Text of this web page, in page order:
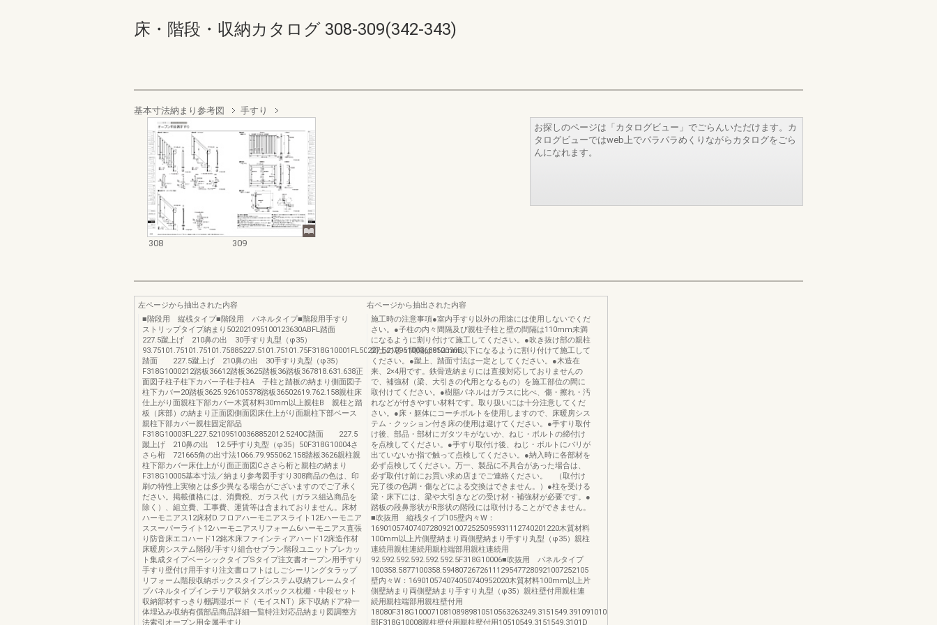
床・階段・収納カタログ 308-309(342-343)
基本寸法納まり参考図 手すり
308 309
お探しのページは「カタログビュー」でごらんいただけます。カ
タログビューではweb上でパラパラめくりながらカタログをごら
んになれます。
左ページから抽出された内容
■階段用 縦桟タイプ■階段用 パネルタイプ■階段用手すり
ストリップタイプ納まり502021095100123630ABFL踏面
227.5蹴上げ 210鼻の出 30手すり丸型（φ35）
93.75101.75101.75101.75885227.5101.75101.75F318G10001FL50227.521095100368852030B
踏面 227.5蹴上げ 210鼻の出 30手すり丸型（φ35）
F318G1000212踏板36612踏板3625踏板36踏板367818.631.638正
面図子柱子柱下カバー子柱子柱A 子柱と踏板の納まり側面図子
柱下カバー20踏板3625.926105378踏板36502619.762.158親柱床
仕上がり面親柱下部カバー木質材料30mm以上親柱B 親柱と踏
板（床部）の納まり正面図側面図床仕上がり面親柱下部ベース
親柱下部カバー親柱固定部品
F318G10003FL227.521095100368852012.5240C踏面 227.5
蹴上げ 210鼻の出 12.5手すり丸型（φ35）50F318G10004さ
さら桁 721665角の出寸法1066.79.955062.158踏板3626親柱親
柱下部カバー床仕上がり面正面図Cささら桁と親柱の納まり
F318G10005基本寸法／納まり参考図手すり308商品の色は、印
刷の特性上実物とは多少異なる場合がございますのでご了承く
ださい。掲載価格には、消費税、ガラス代（ガラス組込商品を
除く）、組立費、工事費、運賃等は含まれておりません。床材
ハーモニアス12床材D.フロアハーモニアスライト12Eハーモニア
ススーパーライト12ハーモニアスリフォーム6ハーモニアス直張
り防音床エコハード12銘木床ファインティアハード12床造作材
床暖房システム階段/手すり組合せプラン階段ユニットプレカッ
ト集成タイプベーシックタイプSタイプ注文書オープン用手すり
手すり壁付け用手すり注文書ロフトはしごシーリングタラップ
リフォーム階段収納ボックスタイプシステム収納フレームタイ
プパネルタイプインテリア収納タスボックス枕棚・中段セット
収納部材すっきり棚調湿ボード（モイスNT）床下収納ドア枠一
体埋込み収納有償部品商品詳細一覧特注対応品納まり図調整方
法索引オープン用金属手すり
右ページから抽出された内容
施工時の注意事項●室内手すり以外の用途には使用しないでくだ
さい。●子柱の内々間隔及び親柱子柱と壁の間隔は110mm未満
になるように割り付けて施工してください。●吹き抜け部の親柱
同士の芯々間隔は910mm以下になるように割り付けて施工して
ください。●蹴上、踏面寸法は一定としてください。●木造在
来、2×4用です。鉄骨造納まりには直接対応しておりませんの
で、補強材（梁、大引きの代用となるもの）を施工部位の間に
取付けてください。●樹脂パネルはガラスに比べ、傷・擦れ・汚
れなどが付きやすい材料です。取り扱いには十分注意してくだ
さい。●床・躯体にコーチボルトを使用しますので、床暖房シス
テム・クッション付き床の使用は避けてください。●手すり取付
け後、部品・部材にガタツキがないか、ねじ・ボルトの締付け
を点検してください。●手すり取付け後、ねじ・ボルトにバリが
出ていないか指で触って点検してください。●納入時に各部材を
必ず点検してください。万一、製品に不具合があった場合は、
必ず取付け前にお買い求め店までご連絡ください。 （取付け
完了後の色調・傷などによる交換はできません。）●柱を受ける
梁・床下には、梁や大引きなどの受け材・補強材が必要です。●
踏板の段鼻形状がR形状の階段には取付けることができません。
■吹抜用 縦桟タイプ105壁内々W：
169010574074072809210072525095931112740201220木質材料
100mm以上片側壁納まり両側壁納まり手すり丸型（φ35）親柱
連続用親柱連続用親柱端部用親柱連続用
92.592.592.592.592.592.5F318G10006■吹抜用 パネルタイプ
100358.5877100358.59480726726111295477280921007252105
壁内々W：169010574074050740952020木質材料100mm以上片
側壁納まり両側壁納まり手すり丸型（φ35）親柱壁付用親柱連
続用親柱端部用親柱壁付用
18080F318G10007108108989810510563263249.3151549.3910910101D
部F318G10008親柱壁付用親柱壁付用10510549.3151549.3101D